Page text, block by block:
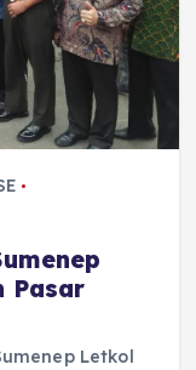
Pasar
Letkol